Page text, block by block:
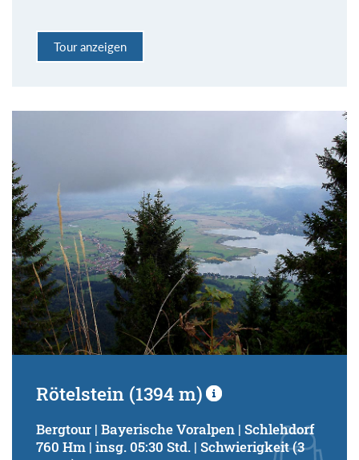
Tour anzeigen
Rötelstein (1394 m)
Bergtour | Bayerische Voralpen | Schlehdorf
760 Hm | insg. 05:30 Std. | Schwierigkeit (3